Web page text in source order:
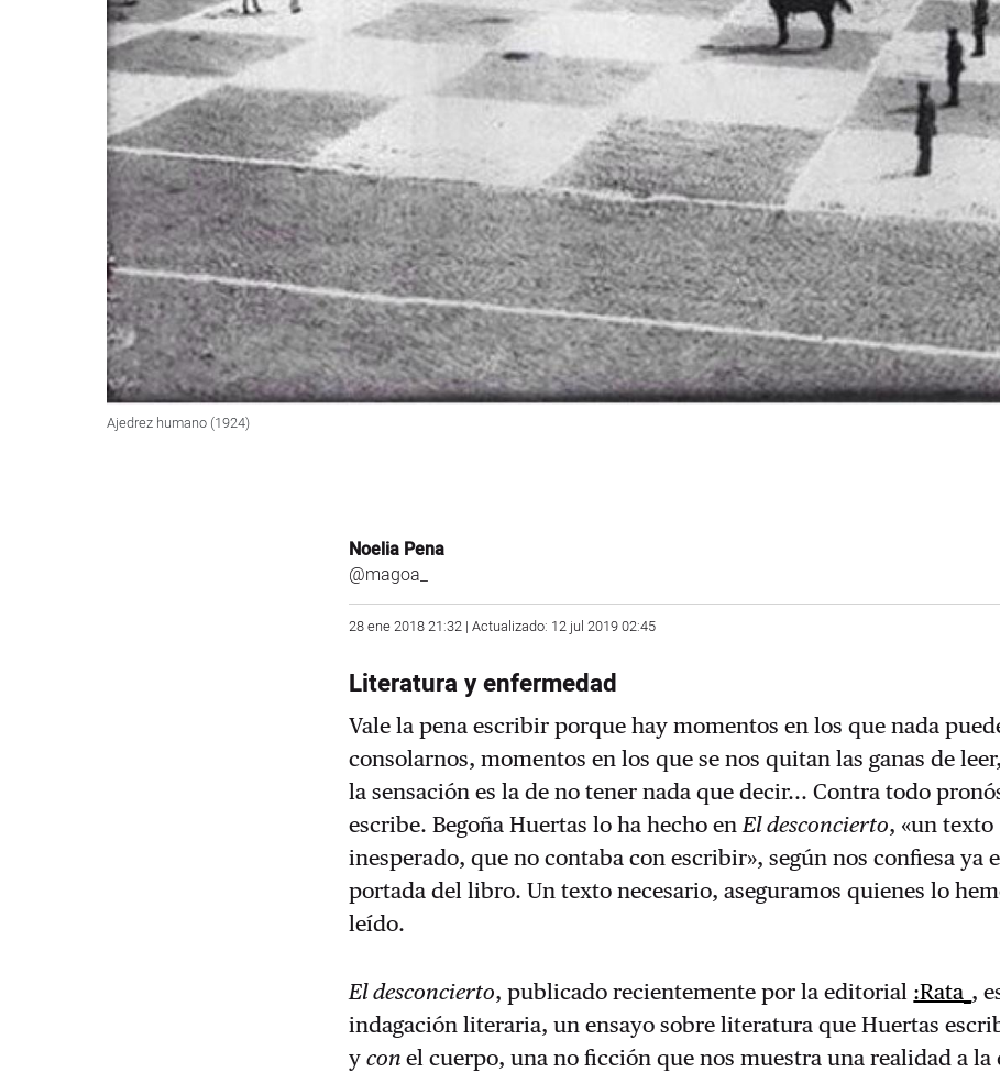
Ajedrez humano (1924)
Noelia Pena
@magoa_
28 ene 2018 21:32 | Actualizado: 12 jul 2019 02:45
Literatura y enfermedad
Vale la pena escribir porque hay momentos en los que nada
consolarnos, momentos en los que se nos quitan las ganas de
la sensación es la de no tener nada que decir... Contra todo
escribe. Begoña Huertas lo ha hecho enEl desconcierto, «un texto
inesperado, que no contaba con escribir», según nos confiesa ya
portada del libro. Un texto necesario, aseguramos quienes lo
leído.
El desconcierto, publicado recientemente por la editorial :Rata_ ,
indagación literaria, un ensayo sobre literatura que Huertas
yconel cuerpo, una no ficción que nos muestra una realidad a la